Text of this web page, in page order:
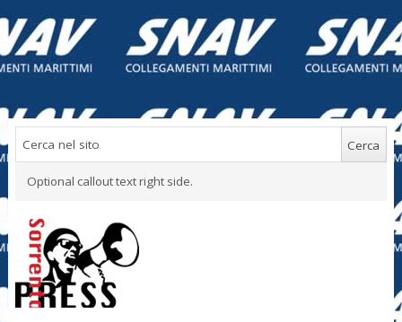
Optional callout text right side.